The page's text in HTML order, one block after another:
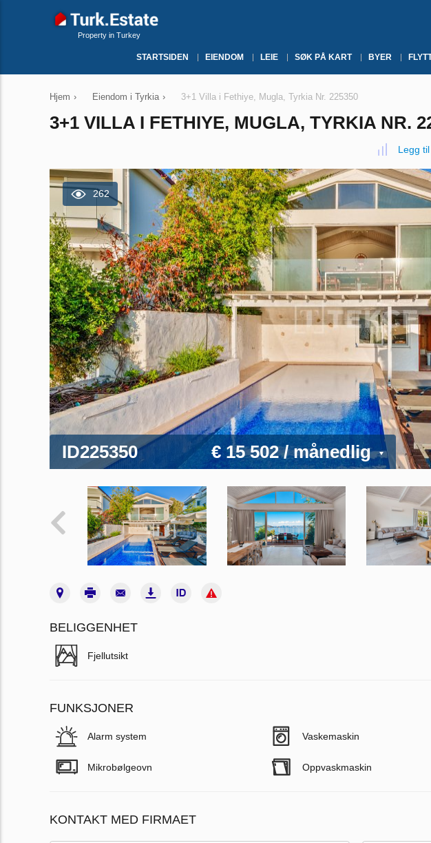
Property in Turkey
STARTSIDEN EIENDOM LEIE SØK PÅ KART BYER
Hjem › Eiendom i Tyrkia › 3+1 Villa i Fethiye, Mugla, Tyrkia Nr. 225350
3+1 VILLA I FETHIYE, MUGLA, TYRKIA NR.
Legg
262
ID225350 € 15 502/ månedlig
BELIGGENHET
Fjellutsikt
FUNKSJONER
Alarm system Vaskemaskin
Mikrobølgeovn Oppvaskmaskin
KONTAKT MED FIRMAET